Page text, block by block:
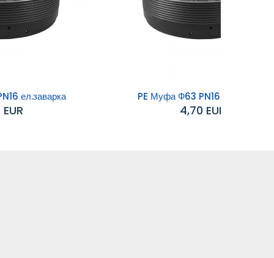
ел.заварка PE Муфа Ф63 PN16 ел.заварка
4,70 EUR